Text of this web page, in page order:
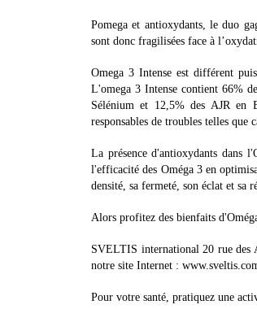
Pomega et antioxydants, le duo
sont donc fragilisées face à
Omega 3 Intense est différent
L'omega 3 Intense contient 66%
Sélénium et 12,5% des AJR en
responsables de troubles telles que
La présence d'antioxydants dans
l'efficacité des Oméga 3 en
densité, sa fermeté, son éclat et sa
Alors profitez des bienfaits
SVELTIS international 20 rue des
notre site Internet :
Pour votre santé, pratiquez une